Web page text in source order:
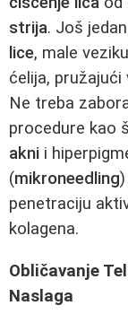
strija. Još
lice, male
ćelija,
Ne treba
procedure kao
akni i
(mikroneedling
penetraciju
kolagena.
Obličavanje
Naslaga